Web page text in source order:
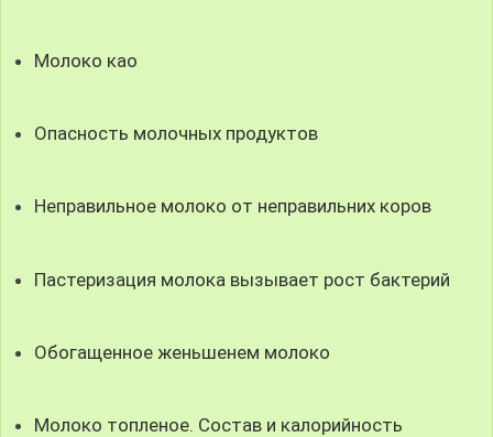
Молоко као
Опасность молочных продуктов
Неправильное молоко от неправильних коров
Пастеризация молока вызывает рост бактерий
Обогащенное женьшенем молоко
Молоко топленое. Состав и калорийность